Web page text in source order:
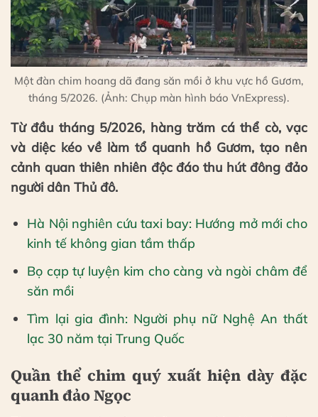
Một đàn chim hoang dã đang săn mồi ở khu vực hồ Gươm,
tháng 5/2026. (Ảnh: Chụp màn hình báo VnExpress).
Từ đầu tháng 5/2026, hàng trăm cá thể cò, vạc
và diệc kéo về làm tổ quanh hồ Gươm, tạo nên
cảnh quan thiên nhiên độc đáo thu hút đông đảo
người dân Thủ đô.
Hà Nội nghiên cứu taxi bay: Hướng mở mới cho
kinh tế không gian tầm thấp
Bọ cạp tự luyện kim cho càng và ngòi châm để
săn mồi
Tìm lại gia đình: Người phụ nữ Nghệ An thất
lạc 30 năm tại Trung Quốc
Quần thể chim quý xuất hiện dày đặc
quanh đảo Ngọc